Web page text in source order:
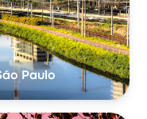
Paulo